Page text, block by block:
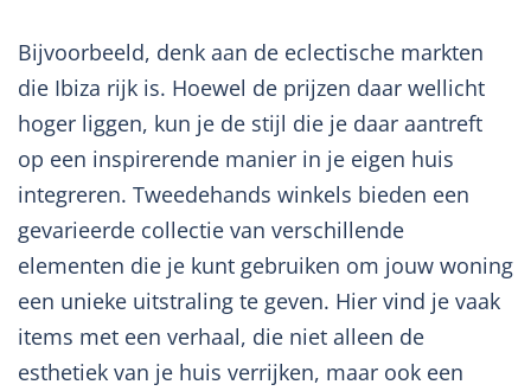
Bijvoorbeeld, denk aan de eclectische markten
die Ibiza rijk is. Hoewel de prijzen daar wellicht
hoger liggen, kun je de stijl die je daar aantreft
op een inspirerende manier in je eigen huis
integreren. Tweedehands winkels bieden een
gevarieerde collectie van verschillende
elementen die je kunt gebruiken om jouw woning
een unieke uitstraling te geven. Hier vind je vaak
items met een verhaal, die niet alleen de
esthetiek van je huis verrijken, maar ook een